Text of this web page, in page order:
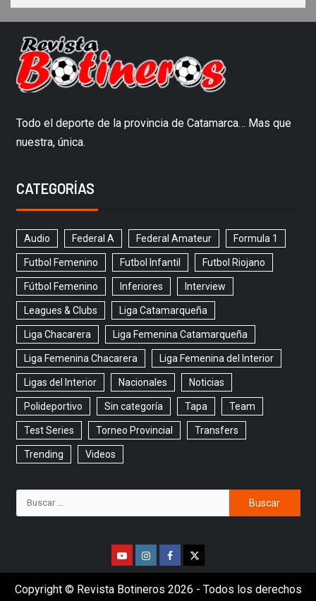
Todo el deporte de la provincia de Catamarca… Mas que
nuestra, única.
CATEGORÍAS
Audio Federal A Federal Amateur Formula 1
Futbol Femenino Futbol Infantil Futbol Riojano
Fútbol Femenino Inferiores Interview
Leagues & Clubs Liga Catamarqueña
Liga Chacarera Liga Femenina Catamarqueña
Liga Femenina Chacarera Liga Femenina del Interior
Ligas del Interior Nacionales Noticias
Polideportivo Sin categoría Tapa Team
Test Series Torneo Provincial Transfers
Trending Videos
Copyright © Revista Botineros 2026 - Todos los derechos